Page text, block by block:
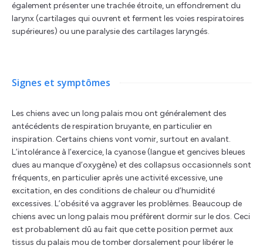
également présenter une trachée étroite, un effondrement du
larynx (cartilages qui ouvrent et ferment les voies respiratoires
supérieures) ou une paralysie des cartilages laryngés.
Signes et symptômes
Les chiens avec un long palais mou ont généralement des
antécédents de respiration bruyante, en particulier en
inspiration. Certains chiens vont vomir, surtout en avalant.
L’intolérance à l’exercice, la cyanose (langue et gencives bleues
dues au manque d’oxygène) et des collapsus occasionnels sont
fréquents, en particulier après une activité excessive, une
excitation, en des conditions de chaleur ou d’humidité
excessives. L’obésité va aggraver les problèmes. Beaucoup de
chiens avec un long palais mou préfèrent dormir sur le dos. Ceci
est probablement dû au fait que cette position permet aux
tissus du palais mou de tomber dorsalement pour libérer le